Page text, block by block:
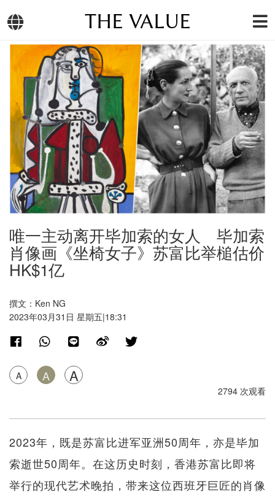
THE VALUE
唯一主动离开毕加索的女人 毕加索
肖像画《坐椅女子》苏富比举槌估价
HK$1亿
撰文：Ken NG
2023年03月31日 星期五|18:31
A A A
2794 次观看
2023年，既是苏富比进军亚洲50周年，亦是毕加
索逝世50周年。在这历史时刻，香港苏富比即将
举行的现代艺术晚拍，带来这位西班牙巨匠的肖像